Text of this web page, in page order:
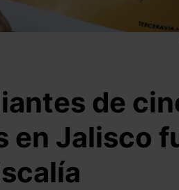
de
en Jalisco